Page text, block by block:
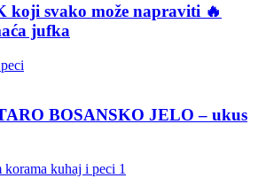
koji svako može napraviti 🔥
jufka
BOSANSKO JELO – ukus